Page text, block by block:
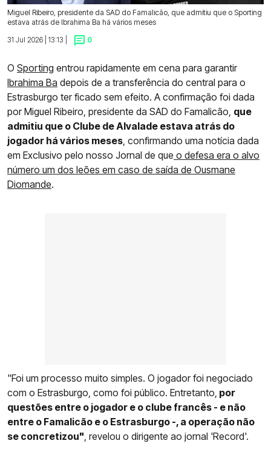
Miguel Ribeiro, presidente da SAD do Famalicão, que admitiu que o Sporting
estava atrás de Ibrahima Ba há vários meses
31 Jul 2026 | 13:13 |
0
O Sporting entrou rapidamente em cena para garantir
Ibrahima Ba depois de a transferência do central para o
Estrasburgo ter ficado sem efeito. A confirmação foi dada
por Miguel Ribeiro, presidente da SAD do Famalicão, que
admitiu que o Clube de Alvalade estava atrás do
jogador há vários meses , confirmando uma notícia dada
em Exclusivo pelo nosso Jornal de que o defesa era o alvo
número um dos leões em caso de saída de Ousmane
Diomande.
"Foi um processo muito simples. O jogador foi negociado
com o Estrasburgo, como foi público. Entretanto, por
questões entre o jogador e o clube francês - e não
entre o Famalicão e o Estrasburgo -, a operação não
se concretizou" , revelou o dirigente ao jornal 'Record'.